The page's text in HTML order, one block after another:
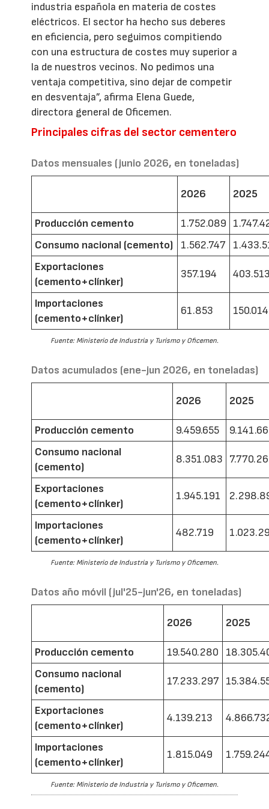
industria española en materia de costes
eléctricos. El sector ha hecho sus deberes
en eficiencia, pero seguimos compitiendo
con una estructura de costes muy superior a
la de nuestros vecinos. No pedimos una
ventaja competitiva, sino dejar de competir
en desventaja”, afirma Elena Guede,
directora general de Oficemen.
Principales cifras del sector cementero
Datos mensuales (junio 2026, en toneladas)
2026 2025
Producción cemento 1.752.089
Consumo nacional (cemento)
1.562.747
Exportaciones
(cemento+clínker)
357.194
Importaciones
(cemento+clínker)
61.853 150.014
Fuente: Ministerio de Industria y Turismo y Oficemen.
Datos acumulados (ene-jun 2026, en toneladas)
2026 2025
Producción cemento 9.459.655
Consumo nacional
(cemento)
8.351.083
Exportaciones
(cemento+clínker)
1.945.191
Importaciones
(cemento+clínker)
482.719
Fuente: Ministerio de Industria y Turismo y Oficemen.
Datos año móvil (jul'25-jun'26, en toneladas)
2026 2025
Producción cemento 19.540.280
Consumo nacional
(cemento)
17.233.297
Exportaciones
(cemento+clínker)
4.139.213
Importaciones
(cemento+clínker)
1.815.049
Fuente: Ministerio de Industria y Turismo y Oficemen.